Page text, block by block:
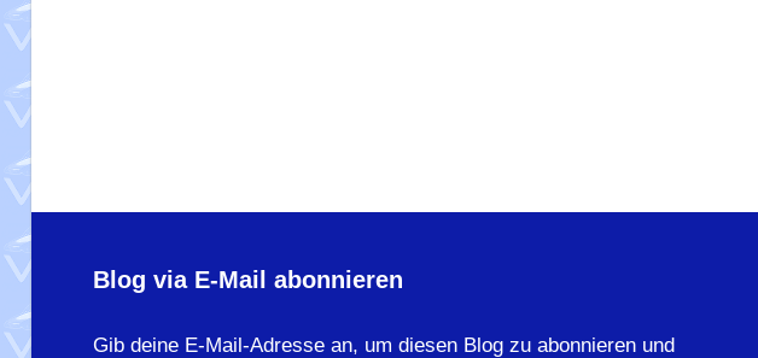
Blog via E-Mail abonnieren
Gib deine E-Mail-Adresse an, um diesen Blog zu abonnieren und